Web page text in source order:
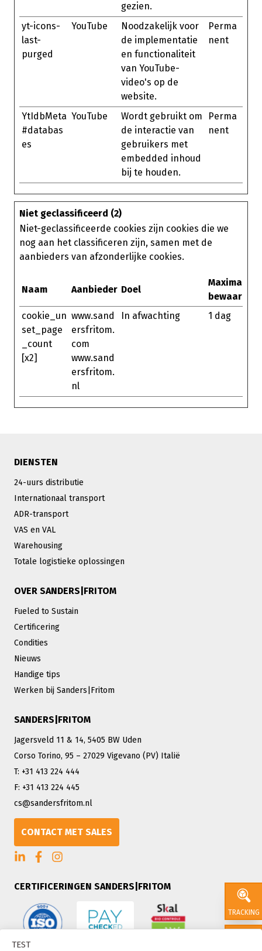
TEST
TRACKING
gezien.
yt-icons-
last-
purged
YouTube
Noodzakelijk voor
de implementatie
en functionaliteit
van YouTube-
video's op de
website.
Perma
nent
YtIdbMeta
#databas
es
YouTube
Wordt gebruikt om
de interactie van
gebruikers met
embedded inhoud
bij te houden.
Perma
nent
Niet geclassificeerd (2)
Niet-geclassificeerde cookies zijn cookies die we
nog aan het classificeren zijn, samen met de
aanbieders van afzonderlijke cookies.
Naam Aanbieder Doel
Maximale
cookie_un
set_page
_count
[x2]
www.sand
ersfritom.
com
www.sand
ersfritom.
nl
In afwachting 1 dag
DIENSTEN
24-uurs distributie
Internationaal transport
ADR-transport
VAS en VAL
Warehousing
Totale logistieke oplossingen
OVER SANDERS|FRITOM
Fueled to Sustain
Certificering
Condities
Nieuws
Handige tips
Werken bij Sanders|Fritom
SANDERS|FRITOM
Jagersveld 11 & 14, 5405 BW Uden
Corso Torino, 95 – 27029 Vigevano (PV) Italië
T: +31 413 224 444
F: +31 413 224 445
cs@sandersfritom.nl
CONTACT MET SALES
CERTIFICERINGEN SANDERS|FRITOM